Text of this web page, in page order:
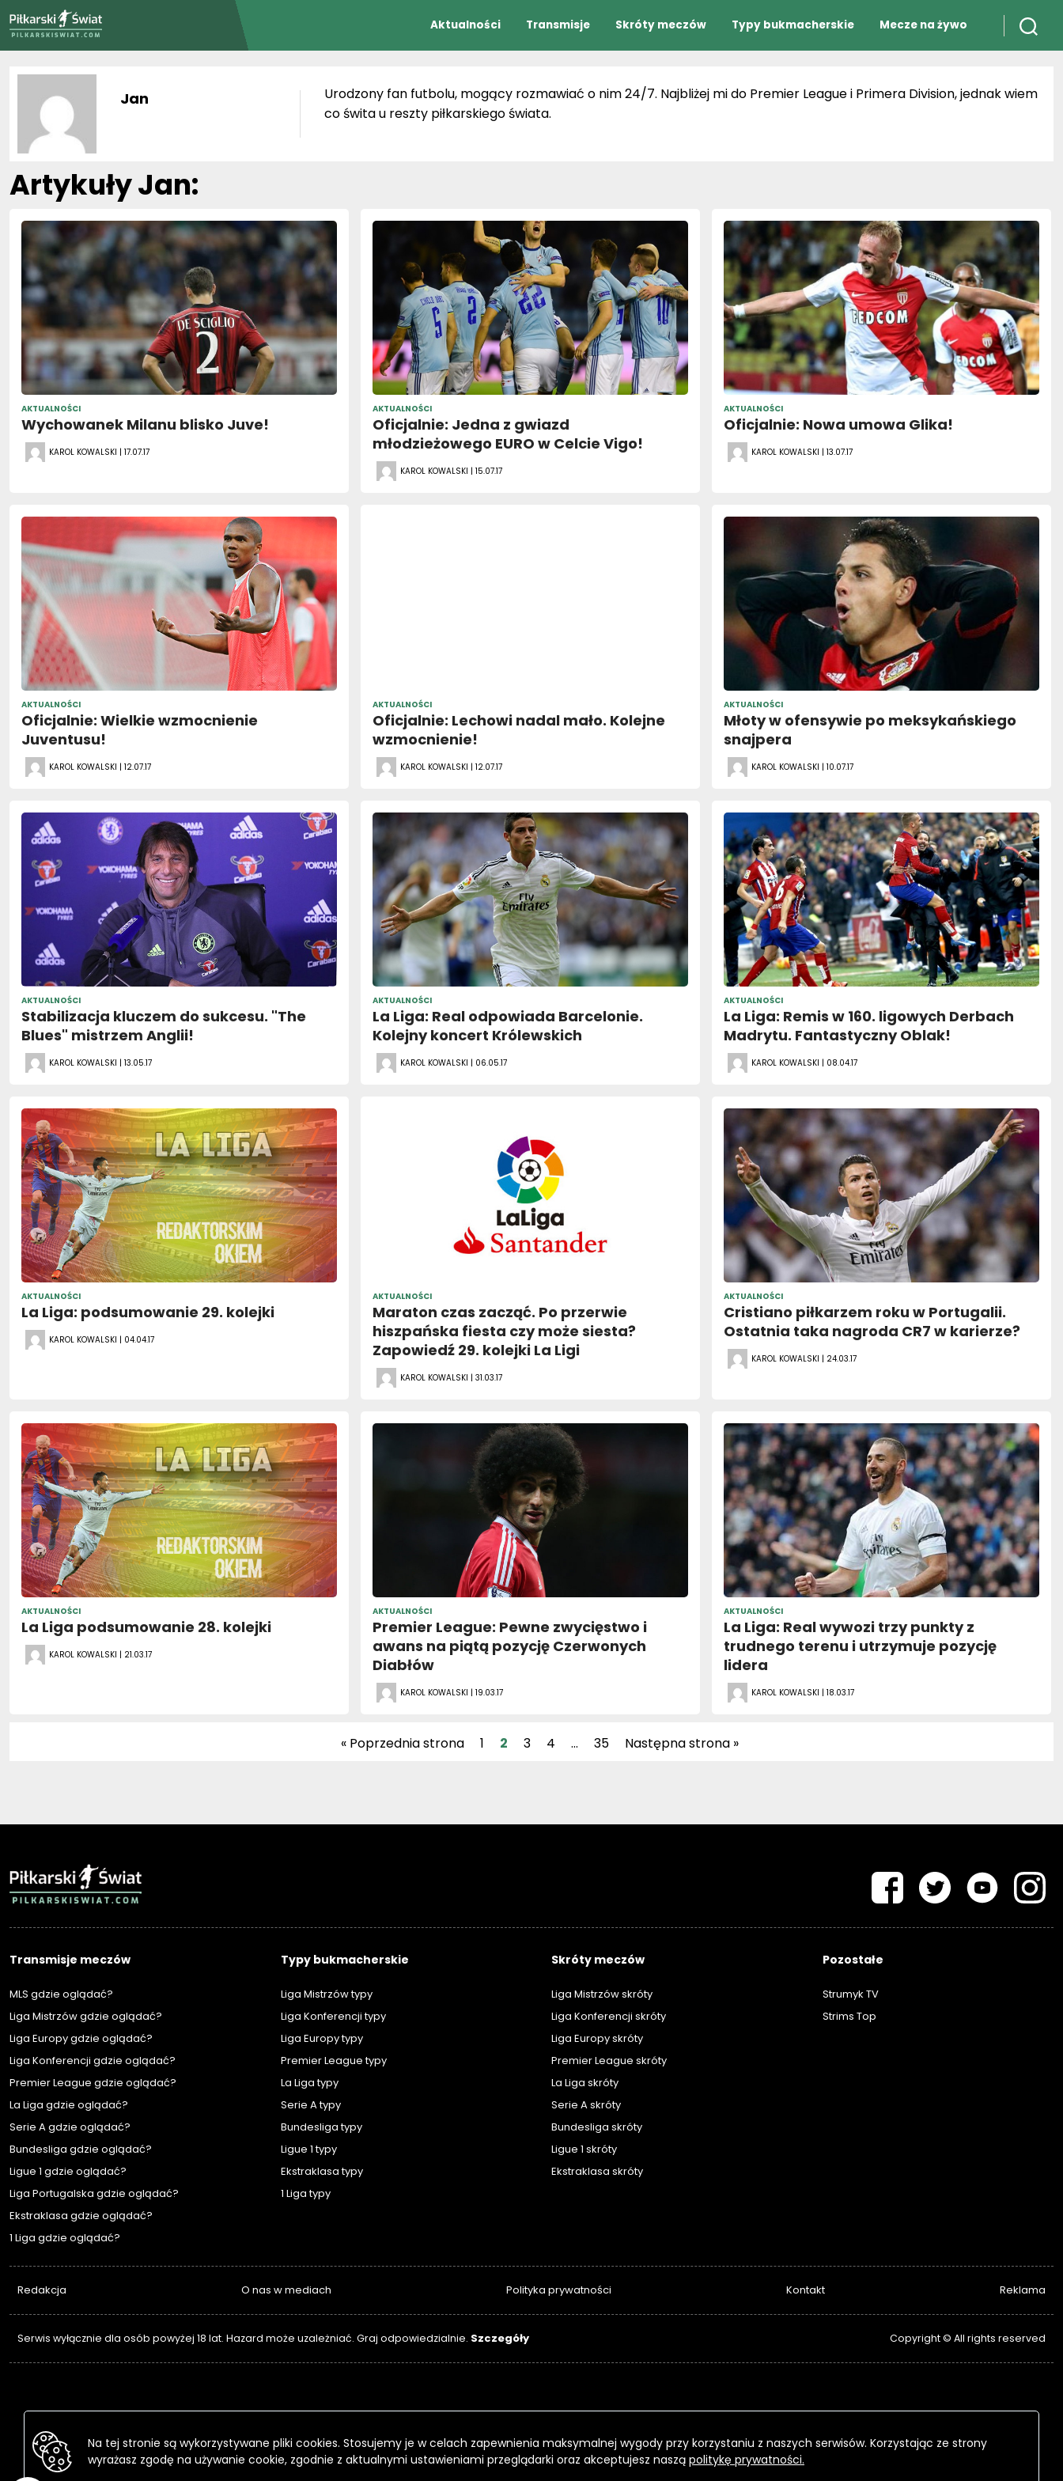
Aktualności Transmisje Skróty meczów Typy bukmacherskie Mecze na żywo
Jan
Urodzony fan futbolu, mogący rozmawiać o nim 24/7. Najbliżej mi do Premier League i Primera Division, jednak wiem
co świta u reszty piłkarskiego świata.
Artykuły Jan:
AKTUALNOŚCI
Wychowanek Milanu blisko Juve!
KAROL KOWALSKI | 17.07.17
AKTUALNOŚCI
Oficjalnie: Jedna z gwiazd
młodzieżowego EURO w Celcie Vigo!
KAROL KOWALSKI | 15.07.17
AKTUALNOŚCI
Oficjalnie: Nowa umowa Glika!
KAROL KOWALSKI | 13.07.17
AKTUALNOŚCI
Oficjalnie: Wielkie wzmocnienie
Juventusu!
KAROL KOWALSKI | 12.07.17
AKTUALNOŚCI
Oficjalnie: Lechowi nadal mało. Kolejne
wzmocnienie!
KAROL KOWALSKI | 12.07.17
AKTUALNOŚCI
Młoty w ofensywie po meksykańskiego
snajpera
KAROL KOWALSKI | 10.07.17
AKTUALNOŚCI
Stabilizacja kluczem do sukcesu. "The
Blues" mistrzem Anglii!
KAROL KOWALSKI | 13.05.17
AKTUALNOŚCI
La Liga: Real odpowiada Barcelonie.
Kolejny koncert Królewskich
KAROL KOWALSKI | 06.05.17
AKTUALNOŚCI
La Liga: Remis w 160. ligowych Derbach
Madrytu. Fantastyczny Oblak!
KAROL KOWALSKI | 08.04.17
AKTUALNOŚCI
La Liga: podsumowanie 29. kolejki
KAROL KOWALSKI | 04.04.17
AKTUALNOŚCI
Maraton czas zacząć. Po przerwie
hiszpańska fiesta czy może siesta?
Zapowiedź 29. kolejki La Ligi
KAROL KOWALSKI | 31.03.17
AKTUALNOŚCI
Cristiano piłkarzem roku w Portugalii.
Ostatnia taka nagroda CR7 w karierze?
KAROL KOWALSKI | 24.03.17
AKTUALNOŚCI
La Liga podsumowanie 28. kolejki
KAROL KOWALSKI | 21.03.17
AKTUALNOŚCI
Premier League: Pewne zwycięstwo i
awans na piątą pozycję Czerwonych
Diabłów
KAROL KOWALSKI | 19.03.17
AKTUALNOŚCI
La Liga: Real wywozi trzy punkty z
trudnego terenu i utrzymuje pozycję
lidera
KAROL KOWALSKI | 18.03.17
« Poprzednia strona 1 2 3 4 … 35 Następna strona »
Transmisje meczów
MLS gdzie oglądać?
Liga Mistrzów gdzie oglądać?
Liga Europy gdzie oglądać?
Liga Konferencji gdzie oglądać?
Premier League gdzie oglądać?
La Liga gdzie oglądać?
Serie A gdzie oglądać?
Bundesliga gdzie oglądać?
Ligue 1 gdzie oglądać?
Liga Portugalska gdzie oglądać?
Ekstraklasa gdzie oglądać?
1 Liga gdzie oglądać?
Typy bukmacherskie
Liga Mistrzów typy
Liga Konferencji typy
Liga Europy typy
Premier League typy
La Liga typy
Serie A typy
Bundesliga typy
Ligue 1 typy
Ekstraklasa typy
1 Liga typy
Skróty meczów
Liga Mistrzów skróty
Liga Konferencji skróty
Liga Europy skróty
Premier League skróty
La Liga skróty
Serie A skróty
Bundesliga skróty
Ligue 1 skróty
Ekstraklasa skróty
Pozostałe
Strumyk TV
Strims Top
Redakcja O nas w mediach Polityka prywatności Kontakt Reklama
Serwis wyłącznie dla osób powyżej 18 lat. Hazard może uzależniać. Graj odpowiedzialnie. Szczegóły Copyright © All rights reserved
Na tej stronie są wykorzystywane pliki cookies. Stosujemy je w celach zapewnienia maksymalnej wygody przy korzystaniu z naszych serwisów. Korzystając ze strony
wyrażasz zgodę na używanie cookie, zgodnie z aktualnymi ustawieniami przeglądarki oraz akceptujesz naszą politykę prywatności.